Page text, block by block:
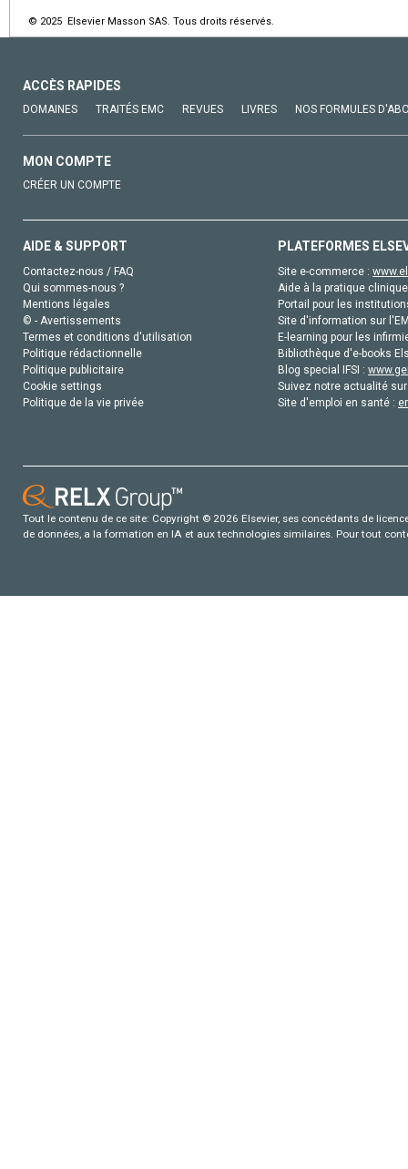
© 2025 Elsevier Masson SAS. Tous droits réservés.
ACCÈS RAPIDES
DOMAINES TRAITÉS EMC REVUES LIVRES NOS FORMULES
MON COMPTE
CRÉER UN COMPTE
AIDE & SUPPORT
Contactez-nous / FAQ
Qui sommes-nous ?
Mentions légales
© - Avertissements
Termes et conditions d'utilisation
Politique rédactionnelle
Politique publicitaire
Cookie settings
Politique de la vie privée
PLATEFORMES
Site e-commerce :
Aide à la pratique
Portail pour les
Site d'information sur
E-learning pour les
Bibliothèque d'e-books
Blog special IFSI :
Suivez notre actualité
Site d'emploi en santé :
Tout le contenu de ce site: Copyright © 2026 Elsevier, ses concédants de
de données, a la formation en IA et aux technologies similaires. Pour tout